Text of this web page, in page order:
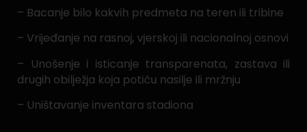
– Bacanje bilo kakvih predmeta na teren ili tribine
– Vrijeđanje na rasnoj, vjerskoj ili nacionalnoj osnovi
– Unošenje i isticanje transparenata, zastava ili
drugih obilježja koja potiču nasilje ili mržnju
– Uništavanje inventara stadiona